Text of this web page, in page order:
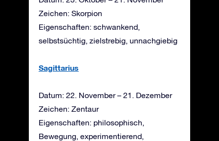
Zeichen: Skorpion
Eigenschaften: schwankend,
selbstsüchtig, zielstrebig, unnachgiebig
Sagittarius
Datum: 22. November – 21. Dezember
Zeichen: Zentaur
Eigenschaften: philosophisch,
Bewegung, experimentierend,